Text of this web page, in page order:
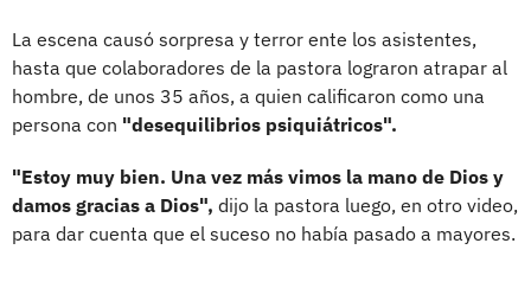
La escena causó sorpresa y terror ente los asistentes,
hasta que colaboradores de la pastora lograron atrapar al
hombre, de unos 35 años, a quien calificaron como una
persona con "desequilibrios psiquiátricos".
"Estoy muy bien. Una vez más vimos la mano de Dios y
damos gracias a Dios", dijo la pastora luego, en otro video,
para dar cuenta que el suceso no había pasado a mayores.